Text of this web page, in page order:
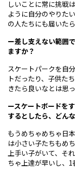
しいことに常に挑戦
ように自分のやりた
の人たちにも届いた
ー差し支えない範囲
ますか？
スケートパークを自
トだったり、子供た
きたら良いなとは思
ースケートボードを
するとしたら、どん
もうめちゃめちゃ日
は小さい子たちもめ
上手い子がいて、そ
ちゃ上達が早いし、